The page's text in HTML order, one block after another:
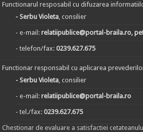
Functionarul resposabil cu difuzarea
- Serbu Violeta, consilier
- e-mail:relatiipublice@portal-braila.ro,
- telefon/fax:0239.627.675
Functionar responsabil cu aplicarea
- Serbu Violeta, consilier
- e-mail:relatiipublice@portal-braila.ro
- tel./fax:0239.627.675
Chestionar de evaluare a satisfactiei